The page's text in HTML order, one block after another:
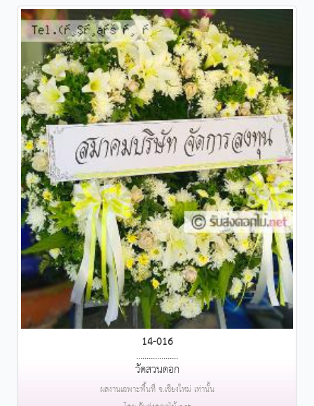
14-016
....................
วัดสวนดอก
ผลงานเฉพาะพื้นที่ จ.เชียงใหม่ เท่านั้น